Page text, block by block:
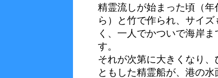
精霊流しが始まった頃（
ら）と竹で作られ、サイ
く、一人でかついで海岸
す。
それが次第に大きくなり
ともした精霊船が、港の